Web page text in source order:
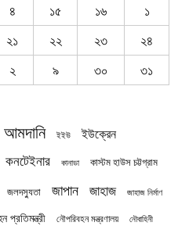
৪ ১৫ ১৬
১
২১ ২২ ২৩
২৪
২ ৯ ৩০ ৩১
আমদানি ইইউ ইউক্রেন
কনটেইনার কানাডা কাস্টম হাউস চট্টগ্রাম
জলদস্যুতা জাপান জাহাজ জাহাজ নির্মাণ
প্রতিমন্ত্রী নৌপরিবহন মন্ত্রণালয় নৌবাহিনী